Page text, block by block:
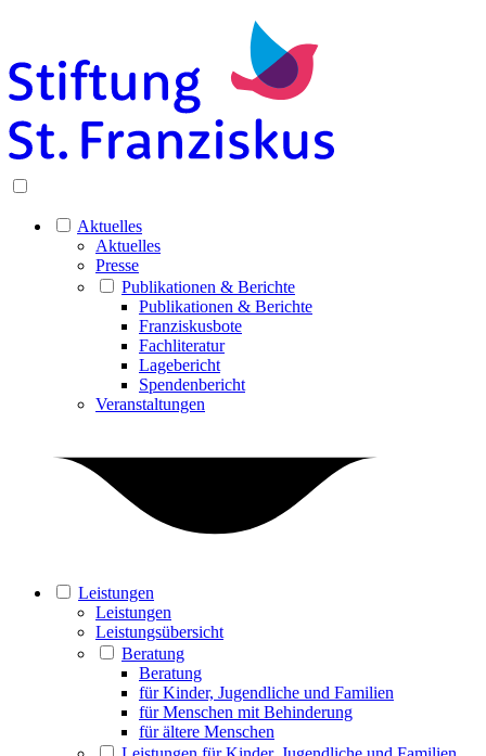
Aktuelles
Aktuelles
Presse
Publikationen & Berichte
Publikationen & Berichte
Franziskusbote
Fachliteratur
Lagebericht
Spendenbericht
Veranstaltungen
Leistungen
Leistungen
Leistungsübersicht
Beratung
Beratung
für Kinder, Jugendliche und Familien
für Menschen mit Behinderung
für ältere Menschen